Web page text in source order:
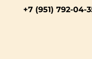
+7 (951) 792-04-